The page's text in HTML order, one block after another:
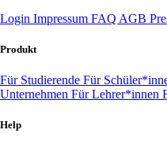
Login Impressum FAQ AGB
Produkt
Für Studierende Für
Unternehmen Für Lehrer*innen
Help